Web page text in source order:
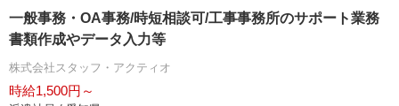
一般事務・OA事務/時短相談可/工事事務所のサポート業務
書類作成やデータ入力等
株式会社スタッフ・アクティオ
時給1,500円～